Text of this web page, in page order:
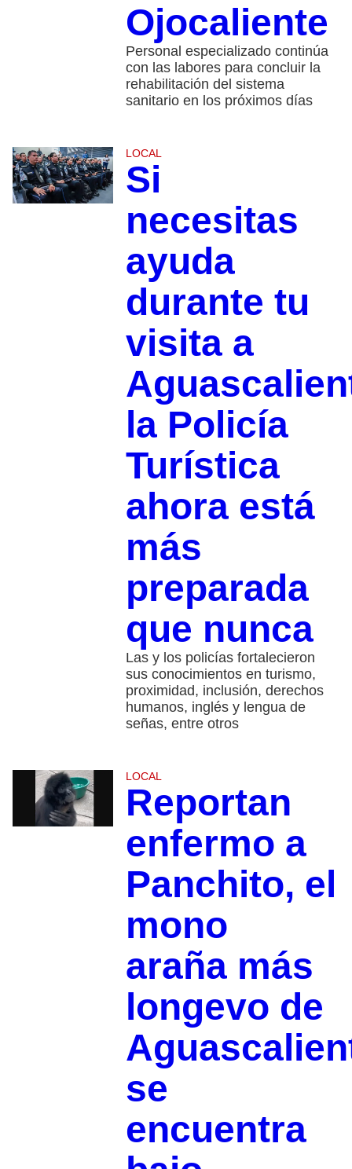
Ojocaliente
Personal especializado continúa
con las labores para concluir la
rehabilitación del sistema
sanitario en los próximos días
LOCAL
Si
necesitas
ayuda
durante tu
visita a
la Policía
Turística
ahora está
más
preparada
que nunca
Las y los policías fortalecieron
sus conocimientos en turismo,
proximidad, inclusión, derechos
humanos, inglés y lengua de
señas, entre otros
LOCAL
Reportan
enfermo a
Panchito, el
mono
araña más
longevo de
se
encuentra